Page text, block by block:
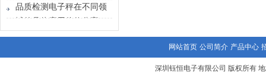
品质检测电子秤在不同领
域的具体应用价值分享
网站首页 公司简介 产品中心
深圳钰恒电子有限公司 版权所有